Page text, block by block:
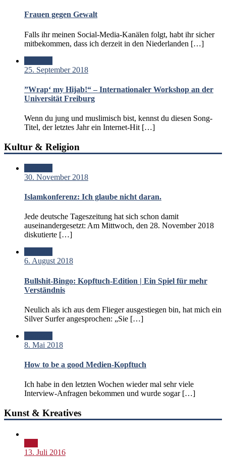
Frauen gegen Gewalt
Falls ihr meinen Social-Media-Kanälen folgt, habt ihr sicher
mitbekommen, dass ich derzeit in den Niederlanden […]
25. September 2018
”Wrap‘ my Hijab!“ – Internationaler Workshop an der
Universität Freiburg
Wenn du jung und muslimisch bist, kennst du diesen Song-
Titel, der letztes Jahr ein Internet-Hit […]
Kultur & Religion
30. November 2018
Islamkonferenz: Ich glaube nicht daran.
Jede deutsche Tageszeitung hat sich schon damit
auseinandergesetzt: Am Mittwoch, den 28. November 2018
diskutierte […]
6. August 2018
Bullshit-Bingo: Kopftuch-Edition | Ein Spiel für mehr
Verständnis
Neulich als ich aus dem Flieger ausgestiegen bin, hat mich ein
Silver Surfer angesprochen: „Sie […]
8. Mai 2018
How to be a good Medien-Kopftuch
Ich habe in den letzten Wochen wieder mal sehr viele
Interview-Anfragen bekommen und wurde sogar […]
Kunst & Kreatives
13. Juli 2016